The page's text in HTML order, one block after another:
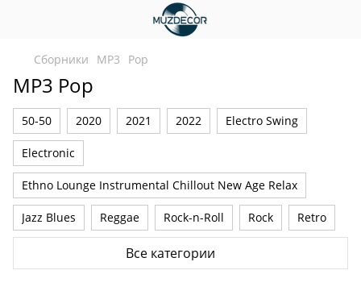
Сборники MP3 Pop
MP3 Pop
50-50 2020 2021 2022 Electro Swing
Electronic
Ethno Lounge Instrumental Chillout New Age Relax
Jazz Blues Reggae Rock-n-Roll Rock Retro
VA-OST Барди
Все категории